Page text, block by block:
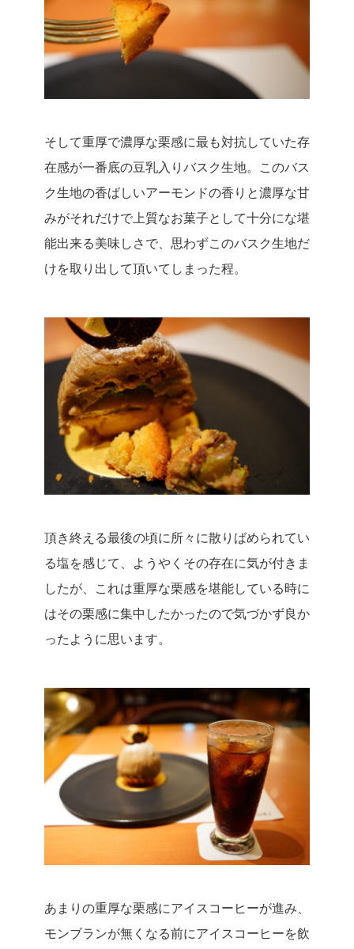
そして重厚で濃厚な栗感に最も対抗していた存
在感が一番底の豆乳入りバスク生地。
このバス
ク生地の香ばしいアーモンドの香りと濃厚な甘
みがそれだけで上質なお菓子として十分にな堪
能出来る美味しさで、思わずこのバスク生地だ
けを取り出して頂いてしまった程。
頂き終える最後の頃に所々に散りばめられてい
る塩を感じて、ようやくその存在に気が付きま
したが、これは重厚な栗感を堪能している時に
はその栗感に集中したかったので気づかず良か
ったように思います。
あまりの重厚な栗感にアイスコーヒーが進み、
モンブランが無くなる前にアイスコーヒーを飲